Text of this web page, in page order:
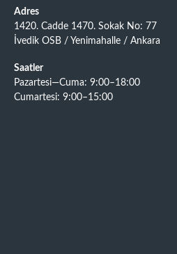
Adres
1420. Cadde 1470. Sokak No: 77
İvedik OSB / Yenimahalle / Ankara
Saatler
Pazartesi—Cuma: 9:00–18:00
Cumartesi: 9:00–15:00